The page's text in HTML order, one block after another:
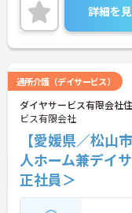
詳細を
通所介護（デイサービス）
ダイヤサービス有限会社
ビス有限会社
【愛媛県／松
人ホーム兼デイ
正社員＞